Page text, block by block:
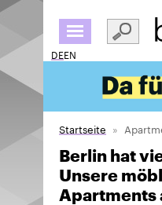
DEEN
Startseite
Berlin hat
Unsere
Apartments